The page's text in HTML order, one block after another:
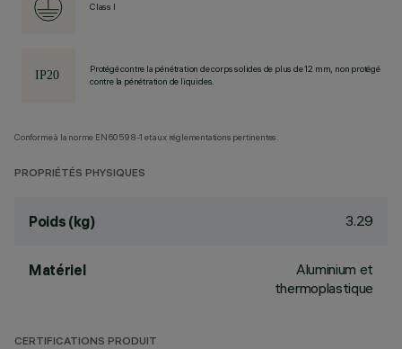
Class I
Protégé contre la pénétration de corps solides de plus de 12 mm, non protégé
contre la pénétration de liquides.
Conforme à la norme EN60598-1 et aux réglementations pertinentes.
PROPRIÉTÉS PHYSIQUES
Poids (kg) 3.29
Matériel
Aluminium et
thermoplastique
CERTIFICATIONS PRODUIT